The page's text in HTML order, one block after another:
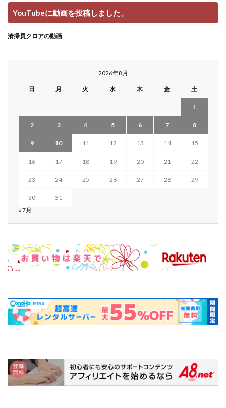
YouTubeに動画を投稿しました。
清掃員クロアの動画
2026年8月
日 月 火 水 木 金 土
1
2 3 4 5 6 7 8
9 10 11 12 13 14 15
16 17 18 19 20 21 22
23 24 25 26 27 28 29
30
31
« 7月